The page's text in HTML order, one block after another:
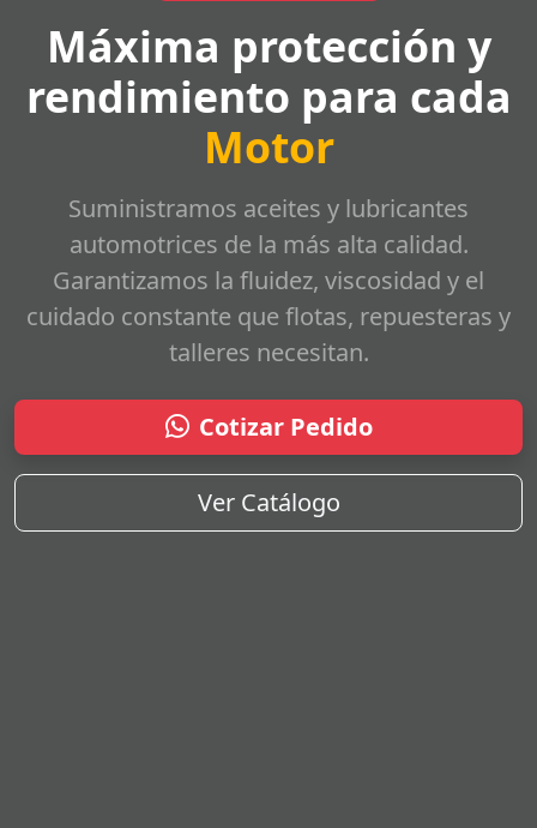
Máxima protección y
rendimiento para cada
Motor
Suministramos aceites y lubricantes
automotrices de la más alta calidad.
Garantizamos la fluidez, viscosidad y el
cuidado constante que flotas, repuesteras y
talleres necesitan.
Cotizar Pedido
Ver Catálogo